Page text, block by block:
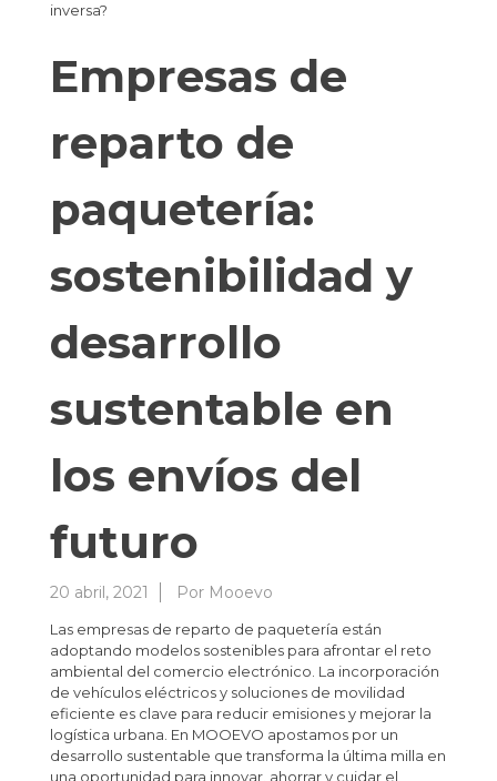
inversa?
Empresas de
reparto de
paquetería:
sostenibilidad y
desarrollo
sustentable en
los envíos del
futuro
20 abril, 2021 Por Mooevo
Las empresas de reparto de paquetería están
adoptando modelos sostenibles para afrontar el reto
ambiental del comercio electrónico. La incorporación
de vehículos eléctricos y soluciones de movilidad
eficiente es clave para reducir emisiones y mejorar la
logística urbana. En MOOEVO apostamos por un
desarrollo sustentable que transforma la última milla en
una oportunidad para innovar, ahorrar y cuidar el